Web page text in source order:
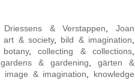
Driessens & Verstappen
Joan
,art & society, bild & imagination
botany,collecting & collections
gardens & gardening
gärten &
image & imagination
knowledge